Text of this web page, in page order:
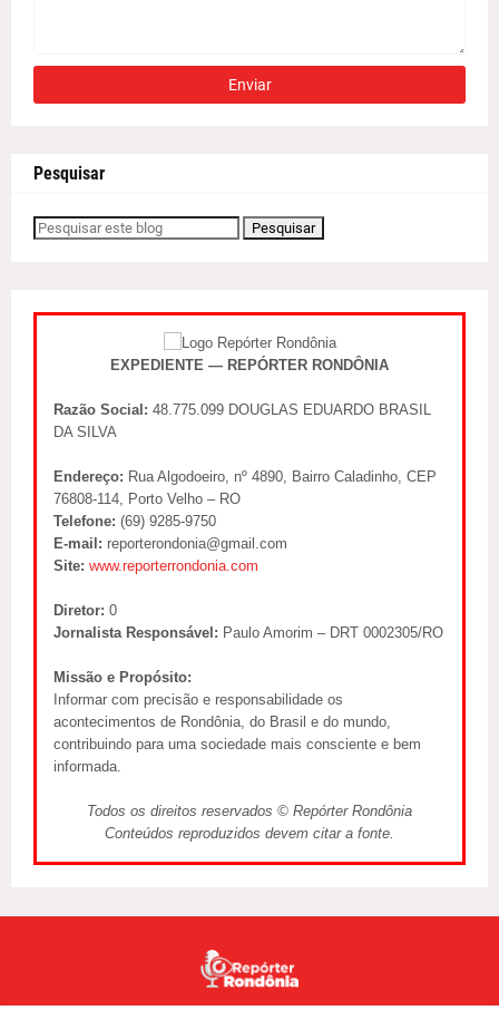
Pesquisar
EXPEDIENTE — REPÓRTER RONDÔNIA
Razão Social: 48.775.099 DOUGLAS EDUARDO BRASIL
DA SILVA
Endereço: Rua Algodoeiro, nº 4890, Bairro Caladinho, CEP
76808-114, Porto Velho – RO
Telefone: (69) 9285-9750
E-mail: reporterondonia@gmail.com
Site: www.reporterrondonia.com
Diretor: 0
Jornalista Responsável: Paulo Amorim – DRT 0002305/RO
Missão e Propósito:
Informar com precisão e responsabilidade os
acontecimentos de Rondônia, do Brasil e do mundo,
contribuindo para uma sociedade mais consciente e bem
informada.
Todos os direitos reservados © Repórter Rondônia
Conteúdos reproduzidos devem citar a fonte.